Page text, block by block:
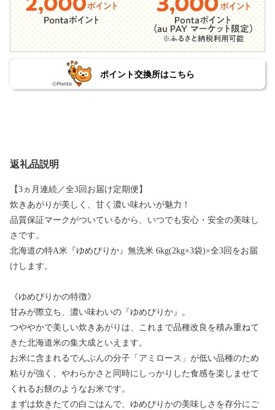
ポイント交換所はこちら
返礼品説明
【3ヵ月連続／全3回お届け定期便】
炊きあがりが美しく、甘く濃い味わいが魅力！
品質保証マークがついているから、いつでも安心・安全の美味し
さです。
北海道の特A米『ゆめぴりか』無洗米 6kg(2kg×3袋)×全3回をお届
けします。
《ゆめぴりかの特徴》
甘みが際立ち、濃い味わいの『ゆめぴりか』。
つややかで美しい炊きあがりは、これまで品種改良を積み重ねて
きた北海道米の集大成といえます。
お米に含まれるでんぷんの分子「アミロース」が低い品種のため
粘りが強く、やわらかさと同時にしっかりした食感を楽しませて
くれるお餅のようなお米です。
まずは炊きたての白ごはんで、ゆめぴりかの美味しさを存分にご